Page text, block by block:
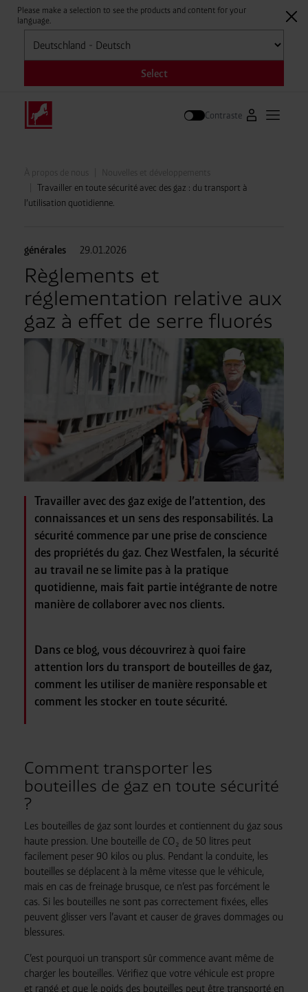
Please make a selection to see the products and content for your
language.
Sélectionner
Select
Contraste Vers leOuvrir
À propos de nous
Nouvelles et développements
Travailler en toute sécurité avec des gaz : du transport à
l’utilisation quotidienne.
générales 29.01.2026
Règlements et
réglementation relative aux
gaz à effet de serre fluorés
Travailler avec des gaz exige de l’attention, des
connaissances et un sens des responsabilités. La
sécurité commence par une prise de conscience
des propriétés du gaz. Chez Westfalen, la sécurité
au travail ne se limite pas à la pratique
quotidienne, mais fait partie intégrante de notre
manière de collaborer avec nos clients.
Dans ce blog, vous découvrirez à quoi faire
attention lors du transport de bouteilles de gaz,
comment les utiliser de manière responsable et
comment les stocker en toute sécurité.
Comment transporter les
bouteilles de gaz en toute sécurité
?
Les bouteilles de gaz sont lourdes et contiennent du gaz sous
haute pression. Une bouteille de CO₂ de 50 litres peut
facilement peser 90 kilos ou plus. Pendant la conduite, les
bouteilles se déplacent à la même vitesse que le véhicule,
mais en cas de freinage brusque, ce n’est pas forcément le
cas. Si les bouteilles ne sont pas correctement fixées, elles
peuvent glisser vers l’avant et causer de graves dommages ou
blessures.
C’est pourquoi un transport sûr commence avant même de
charger les bouteilles. Vérifiez que votre véhicule est propre
et rangé et que le poids des bouteilles peut être transporté en